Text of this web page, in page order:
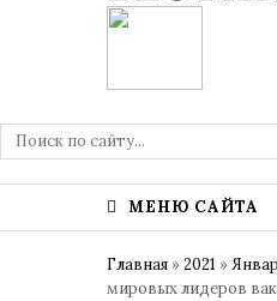
МЕНЮ САЙТА
Главная »2021 »
мировых лидеров